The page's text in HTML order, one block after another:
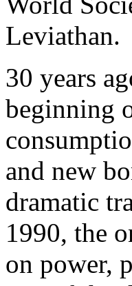
Leviathan.
30 years
beginning
and new
dramatic
1990, the
on power,